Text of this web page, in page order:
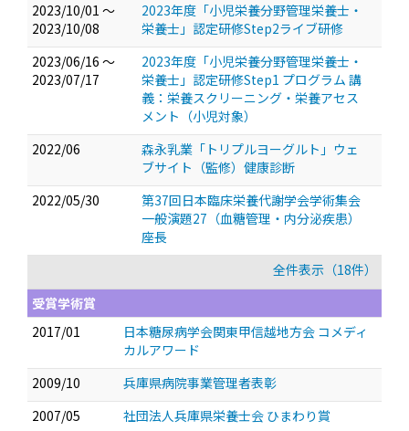
2023/10/01 ～
2023/10/08
2023年度「小児栄養分野管理栄養士・
栄養士」認定研修Step2ライブ研修
2023/06/16 ～
2023/07/17
2023年度「小児栄養分野管理栄養士・
栄養士」認定研修Step1 プログラム 講
義：栄養スクリーニング・栄養アセス
メント（小児対象）
2022/06
森永乳業「トリプルヨーグルト」ウェ
ブサイト（監修）健康診断
2022/05/30
第37回日本臨床栄養代謝学会学術集会
一般演題27（血糖管理・内分泌疾患）
座長
全件表示（18件）
受賞学術賞
2017/01
日本糖尿病学会関東甲信越地方会 コメディ
カルアワード
2009/10
兵庫県病院事業管理者表彰
2007/05
社団法人兵庫県栄養士会 ひまわり賞